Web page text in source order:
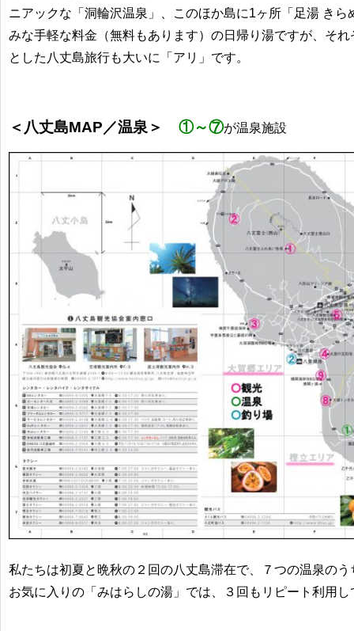
ニアックな「洞輪沢温泉」、このほか島に1ヶ所「足湯 きら
みな手軽な料金（無料もあります）の日帰り湯ですが、そ
とした八丈島旅行も大いに「アリ」です。
＜八丈島MAP／温泉＞ ①～⑦が温泉施設
私たちは初夏と晩秋の２回の八丈島滞在で、７つの温泉の
お気に入りの「みはらしの湯」では、３回もリピート利用